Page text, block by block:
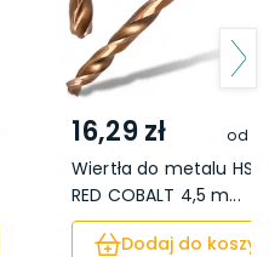
16,29 zł od
Wiertła do metalu
RED COBALT 4,5 m...
Dodaj do